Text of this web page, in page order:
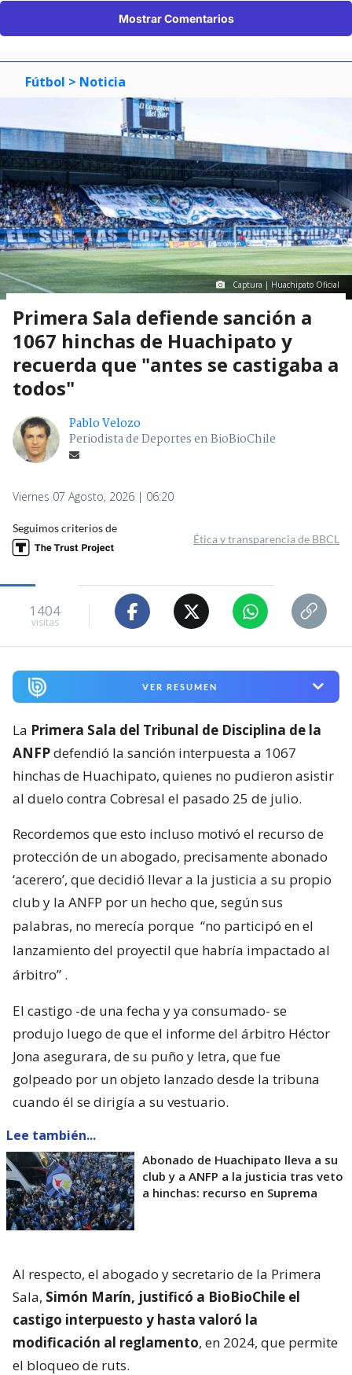
Mostrar Comentarios
Fútbol > Noticia
Captura | Huachipato Oficial
Primera Sala defiende sanción a
1067 hinchas de Huachipato y
recuerda que "antes se castigaba a
todos"
Pablo Velozo
Periodista de Deportes en BioBioChile
Viernes 07 Agosto, 2026 | 06:20
Seguimos criterios de
Ética y transparencia de BBCL
1404
visitas
VER RESUMEN
La Primera Sala del Tribunal de Disciplina de la
ANFPdefendió la sanción interpuesta a 1067
hinchas de Huachipato, quienes no pudieron asistir
al duelo contra Cobresal el pasado 25 de julio.
Recordemos que esto incluso motivó el recurso de
protección de un abogado, precisamente abonado
‘acerero’, que decidió llevar a la justicia a su propio
club y la ANFP por un hecho que, según sus
palabras, no merecía porque “no participó en el
lanzamiento del proyectil que habría impactado al
árbitro” .
El castigo -de una fecha y ya consumado- se
produjo luego de que el informe del árbitro Héctor
Jona asegurara, de su puño y letra, que fue
golpeado por un objeto lanzado desde la tribuna
cuando él se dirigía a su vestuario.
Lee también...
Abonado de Huachipato lleva a su
club y a ANFP a la justicia tras veto
a hinchas: recurso en Suprema
Al respecto, el abogado y secretario de la Primera
Sala, Simón Marín, justificó a BioBioChile el
castigo interpuesto y hasta valoró la
modificación al reglamento, en 2024, que permite
el bloqueo de ruts.